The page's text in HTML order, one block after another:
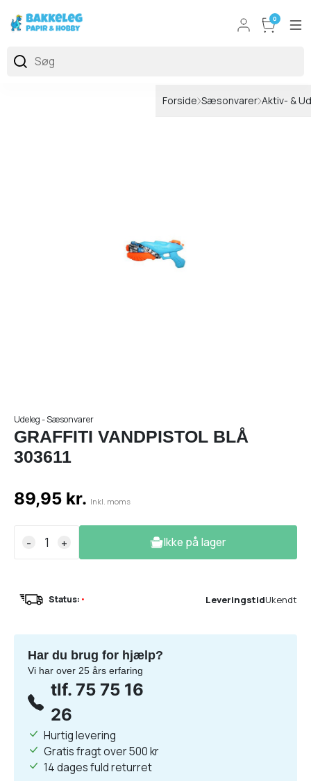
0
Forside Sæsonvarer Aktiv- &
Udeleg - Sæsonvarer
GRAFFITI VANDPISTOL BLÅ
303611
89,95 kr. Inkl. moms
- + Ikke på lager
Status: • LeveringstidUkendt
Har du brug for hjælp?
Vi har over 25 års erfaring
tlf. 75 75 16
26
Hurtig levering
Gratis fragt over 500 kr
14 dages fuld returret